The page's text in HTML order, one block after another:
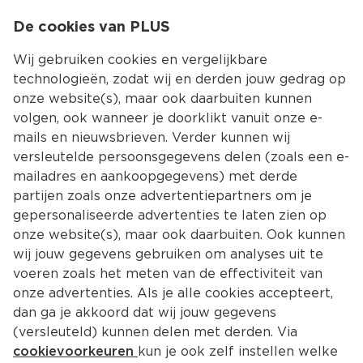
Kies jouw
Voorwaarden
Algemene
Advertentievoorwaarden PLUS
Groep
Algemene bepalingen
Definities
In deze advertentievoorwaarden worden een
De cookies van PLUS
Wij gebruiken cookies en vergelijkbare
technologieën, zodat wij en derden jouw gedrag op
onze website(s), maar ook daarbuiten kunnen
volgen, ook wanneer je doorklikt vanuit onze e-
mails en nieuwsbrieven. Verder kunnen wij
versleutelde persoonsgegevens delen (zoals een e-
mailadres en aankoopgegevens) met derde
partijen zoals onze advertentiepartners om je
gepersonaliseerde advertenties te laten zien op
onze website(s), maar ook daarbuiten. Ook kunnen
wij jouw gegevens gebruiken om analyses uit te
voeren zoals het meten van de effectiviteit van
onze advertenties. Als je alle cookies accepteert,
dan ga je akkoord dat wij jouw gegevens
(versleuteld) kunnen delen met derden. Via
cookievoorkeuren kun je ook zelf instellen welke